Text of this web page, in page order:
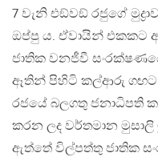
7 වැනි එඞ්වඞ් රජුගේ
ඔප්පු ය. ඒවායින් එකකට
ජාතික වනජීවී
ඈතින් පිහිටි කල්ආරු ගඟට
රජයේ බලගතු ජනාධිපති
කරන ලද වර්තමාන
ඇත්තේ විල්පත්තු ජාතික